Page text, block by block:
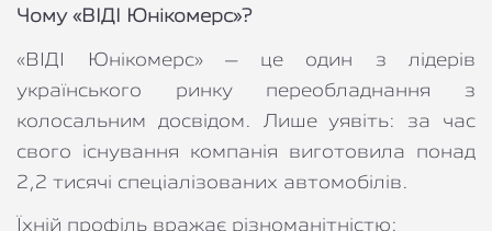
Чому «ВІДІ Юнікомерс»?
«ВІДІ Юнікомерс» – це один з лідерів
українського ринку переобладнання з
колосальним досвідом. Лише уявіть: за час
свого існування компанія виготовила понад
2,2 тисячі спеціалізованих автомобілів.
Їхній профіль вражає різноманітністю: